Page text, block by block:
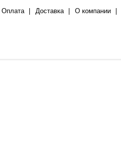
Оплата Доставка О компании